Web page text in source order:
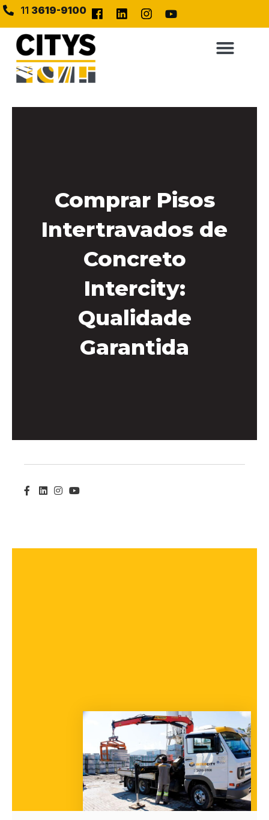
11 3619-9100
Comprar Pisos
Intertravados de
Concreto
Intercity:
Qualidade
Garantida